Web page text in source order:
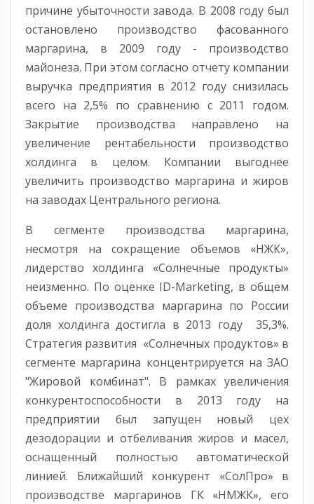
причине убыточности завода. В 2008 году был
остановлено производство фасованного
маргарина, в 2009 году - производство
майонеза. При этом согласно отчету компании
выручка предприятия в 2012 году снизилась
всего на 2,5% по сравнению с 2011 годом.
Закрытие производства направлено на
увеличение рентабельности производство
холдинга в целом. Компании выгоднее
увеличить производство маргарина и жиров
на заводах Центрального региона.
В сегменте производства маргарина,
несмотря на сокращение объемов «НЖК»,
лидерство холдинга «Солнечные продукты»
неизменно. По оценке ID-Marketing, в общем
объеме производства маргарина по России
доля холдинга достигла в 2013 году 35,3%.
Стратегия развития «Солнечных продуктов» в
сегменте маргарина концентрируется на ЗАО
"Жировой комбинат". В рамках увеличения
конкурентоспособности в 2013 году на
предприятии был запущен новый цех
дезодорации и отбеливания жиров и масел,
оснащенный полностью автоматической
линией. Ближайший конкурент «СолПро» в
производстве маргаринов ГК «НМЖК», его